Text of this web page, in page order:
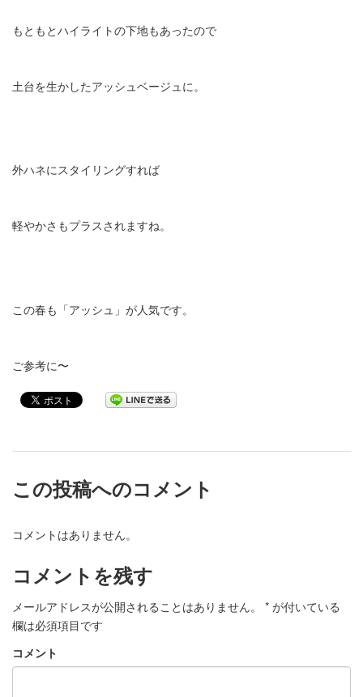
もともとハイライトの下地もあったので
土台を生かしたアッシュベージュに。
外ハネにスタイリングすれば
軽やかさもプラスされますね。
この春も「アッシュ」が人気です。
ご参考に〜
この投稿へのコメント
コメントはありません。
コメントを残す
メールアドレスが公開されることはありません。 * が付いている
欄は必須項目です
コメント